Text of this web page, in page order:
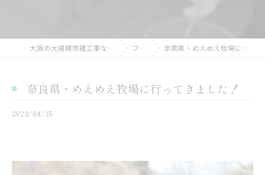
大阪の大規模修繕工事なら星功株式会社 ブログ 奈良県・めえめえ牧場に行ってきました！
奈良県・めえめえ牧場に行ってきました！
2022/04/15